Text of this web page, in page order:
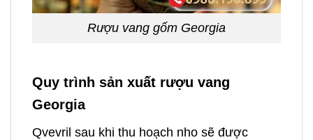
Rượu vang gốm Georgia
Quy trình sản xuất rượu vang
Georgia
Qvevril sau khi thu hoạch nho sẽ được